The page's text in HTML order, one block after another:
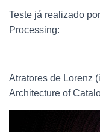
Teste já realizado
Processing:
Atratores de Lorenz
Architecture of